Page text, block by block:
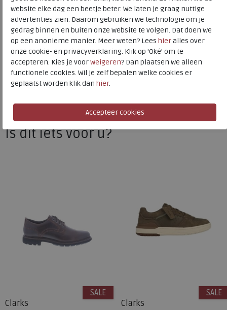
Clarks
Toon alles vanClarks
Naar allesneakers / veterschoenen
Is dit iets voor u?
Clarks
SALE
Clarks
SALE
website elke dag een beetje beter. We laten je graag nuttige
advertenties zien. Daarom gebruiken we technologie om je
gedrag binnen en buiten onze website te volgen. Dat doen we
op een anonieme manier. Meer weten? Lees hieralles over
onze cookie- en privacyverklaring. Klik op 'Oké' om te
accepteren. Kies je voorweigeren? Dan plaatsen we alleen
functionele cookies. Wil je zelf bepalen welke cookies er
geplaatst worden klik dan hier.